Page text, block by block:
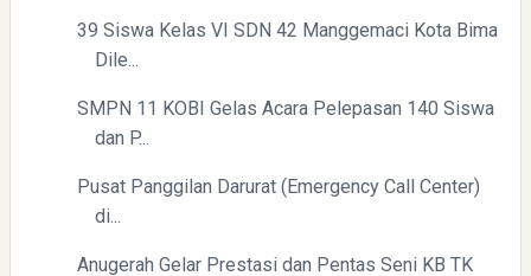
39 Siswa Kelas VI SDN 42 Manggemaci Kota Bima
Dile...
SMPN 11 KOBI Gelas Acara Pelepasan 140 Siswa
dan P...
Pusat Panggilan Darurat (Emergency Call Center)
di...
Anugerah Gelar Prestasi dan Pentas Seni KB TK